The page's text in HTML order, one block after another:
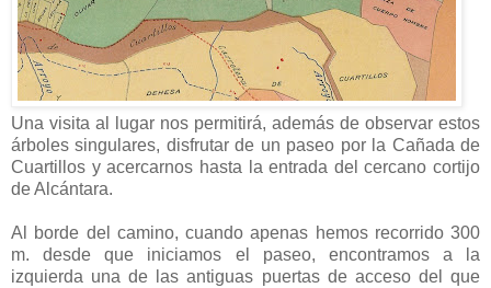
Una visita al lugar nos permitirá, además de observar estos
árboles singulares, disfrutar de un paseo por la Cañada de
Cuartillos y acercarnos hasta la entrada del cercano cortijo
de Alcántara.
Al borde del camino, cuando apenas hemos recorrido 300
m. desde que iniciamos el paseo, encontramos a la
izquierda una de las antiguas puertas de acceso del que